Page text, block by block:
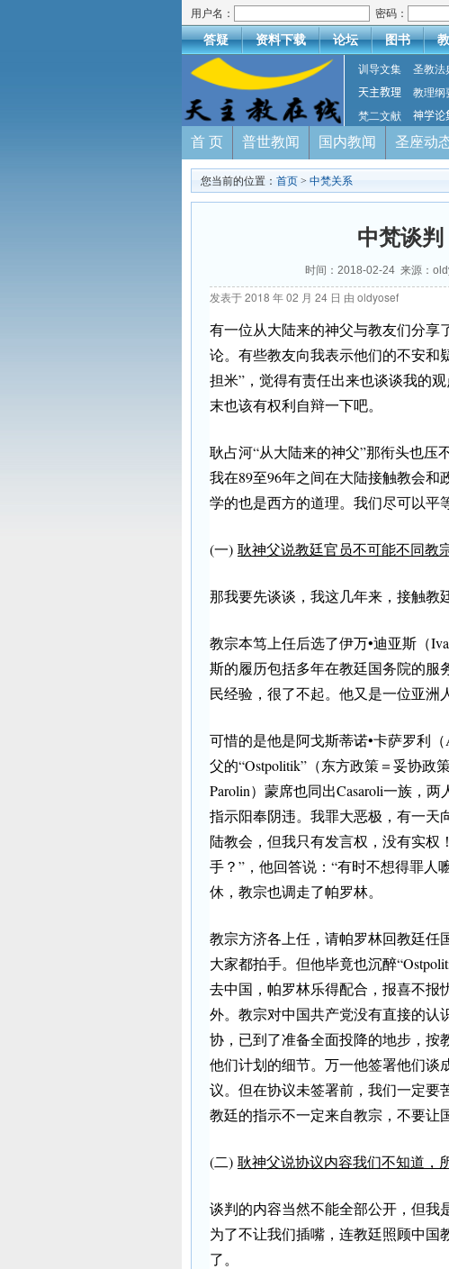
用户名： 密码：
答疑 资料下载 论坛 图书
训导文集 圣教法
天主教理
教理纲
梵二文献
神学论
首 页 普世教闻 国内教闻 圣座动
您当前的位置： 首页 > 中梵关系
中梵谈
时间：2018-02-24 来源：
发表于2018 年 02 月 24 日 由 oldyosef
有一位从大陆来的神父与教友们分享
论。有些教友向我表示他们的不安和
担米”，觉得有责任出来也谈谈我的
末也该有权利自辩一下吧。
耿占河“从大陆来的神父”那衔头也压
我在89至96年之间在大陆接触教会
学的也是西方的道理。我们尽可以平
(一) 耿神父说教廷官员不可能不同教
那我要先谈谈，我这几年来，接触教
教宗本笃上任后选了伊万•迪亚斯（
斯的履历包括多年在教廷国务院的服
民经验，很了不起。他又是一位亚洲
可惜的是他是阿戈斯蒂诺•卡萨罗利
父的“Ostpolitik”（东方政策＝妥协政
Parolin）蒙席也同出Casaroli一族，
指示阳奉阴违。我罪大恶极，有一天
陆教会，但我只有发言权，没有实权
手？”，他回答说：“有时不想得罪人
休，教宗也调走了帕罗林。
教宗方济各上任，请帕罗林回教廷任
大家都拍手。但他毕竟也沉醉
去中国，帕罗林乐得配合，报喜不报
外。教宗对中国共产党没有直接的认
协，已到了准备全面投降的地步，按
他们计划的细节。万一他签署他们谈
议。但在协议未签署前，我们一定要
教廷的指示不一定来自教宗，不要让
(二) 耿神父说协议内容我们不知道，
谈判的内容当然不能全部公开，但我
为了不让我们插嘴，连教廷照顾中国
了。